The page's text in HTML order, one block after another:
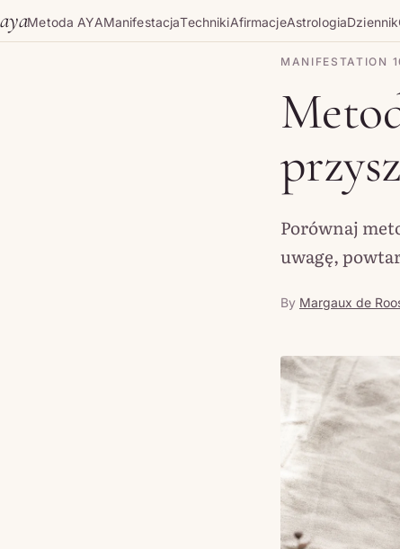
Skip to content
ayaMetoda AYAManifestacjaTechnikiAfirmacjeAstrologiaDziennik
MANIFESTATION
Porównaj
uwagę,
By Margaux de